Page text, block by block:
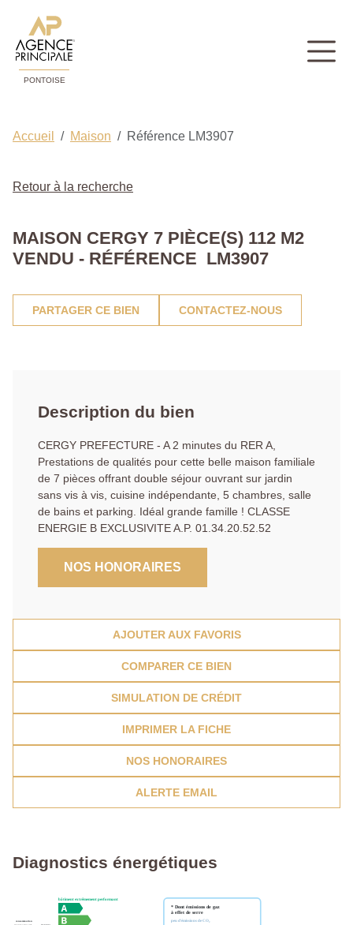
PONTOISE
Accueil Maison Référence LM3907
Retour à la recherche
MAISON CERGY 7 PIÈCE(S) 112 M2
VENDU - RÉFÉRENCE LM3907
PARTAGER CE BIEN CONTACTEZ-NOUS
Description du bien
CERGY PREFECTURE - A 2 minutes du RER A,
Prestations de qualités pour cette belle maison familiale
de 7 pièces offrant double séjour ouvrant sur jardin
sans vis à vis, cuisine indépendante, 5 chambres, salle
de bains et parking. Idéal grande famille ! CLASSE
ENERGIE B EXCLUSIVITE A.P. 01.34.20.52.52
NOS HONORAIRES
AJOUTER AUX FAVORIS
COMPARER CE BIEN
SIMULATION DE CRÉDIT
IMPRIMER LA FICHE
NOS HONORAIRES
ALERTE EMAIL
Diagnostics énergétiques